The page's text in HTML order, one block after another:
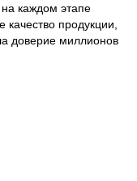
каждом этапе
продукции,
доверие миллионов